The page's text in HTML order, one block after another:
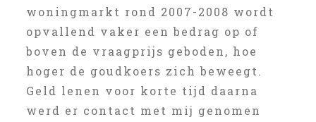
woningmarkt rond 2007-2008 wordt
opvallend vaker een bedrag op of
boven de vraagprijs geboden, hoe
hoger de goudkoers zich beweegt.
Geld lenen voor korte tijd daarna
werd er contact met mij genomen